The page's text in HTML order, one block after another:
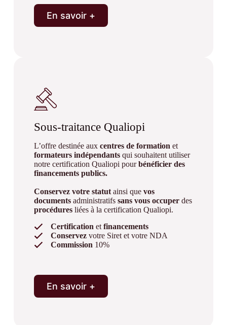
En savoir +
Sous-traitance Qualiopi
L’offre destinée aux centres de formation et
formateurs indépendantsqui souhaitent utiliser
notre certification Qualiopi pourbénéficier des
financements publics.
Conservez votre statutainsi que vos
documentsadministratifs sans vous occuperdes
procédures liées à la certification Qualiopi.
Certification et financements
Conservezvotre Siret et votre NDA
Commission 10%
En savoir +